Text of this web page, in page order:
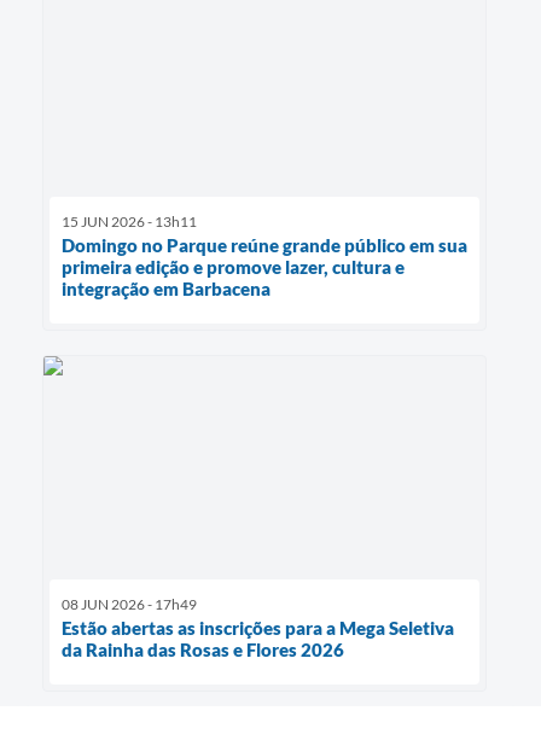
15 JUN 2026 - 13h11
Domingo no Parque reúne grande público em sua
primeira edição e promove lazer, cultura e
integração em Barbacena
08 JUN 2026 - 17h49
Estão abertas as inscrições para a Mega Seletiva
da Rainha das Rosas e Flores 2026